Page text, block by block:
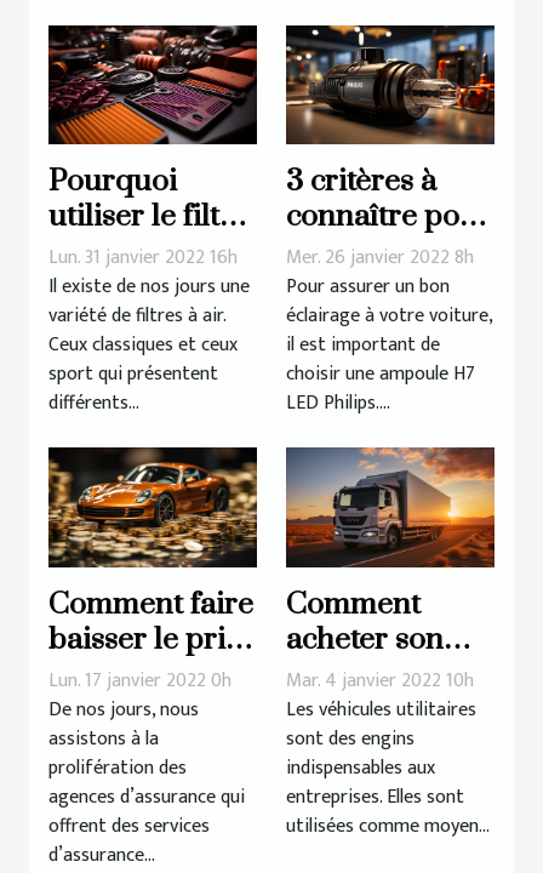
Pourquoi
utiliser le filtre
à air sport : les
avantages
Lun. 31 janvier 2022 16h
Il existe de nos jours une
variété de filtres à air.
Ceux classiques et ceux
sport qui présentent
différents...
3 critères à
connaître pour
mieux choisir
votre
ampoule H7
LED Philips
Mer. 26 janvier 2022 8h
Pour assurer un bon
éclairage à votre voiture,
il est important de
choisir une ampoule H7
LED Philips....
Comment faire
baisser le prix
de son
assurance auto
?
Lun. 17 janvier 2022 0h
De nos jours, nous
assistons à la
prolifération des
agences d’assurance qui
offrent des services
d’assurance...
Comment
acheter son
véhicule
utilitaire en
2022 ?
Mar. 4 janvier 2022 10h
Les véhicules utilitaires
sont des engins
indispensables aux
entreprises. Elles sont
utilisées comme moyen...